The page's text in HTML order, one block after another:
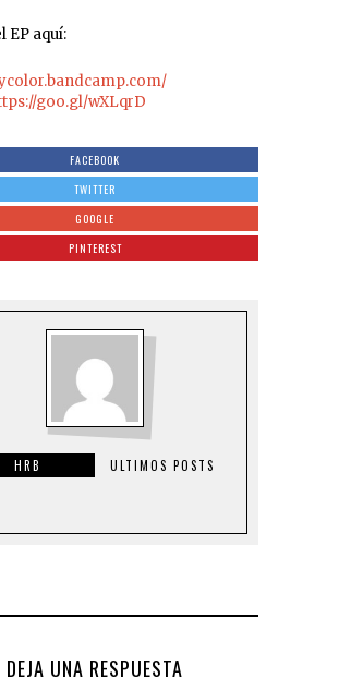
EP aquí:
goo.gl/wXLqrD
FACEBOOK
TWITTER
GOOGLE
PINTEREST
HRB ULTIMOS POSTS
DEJA UNA RESPUESTA